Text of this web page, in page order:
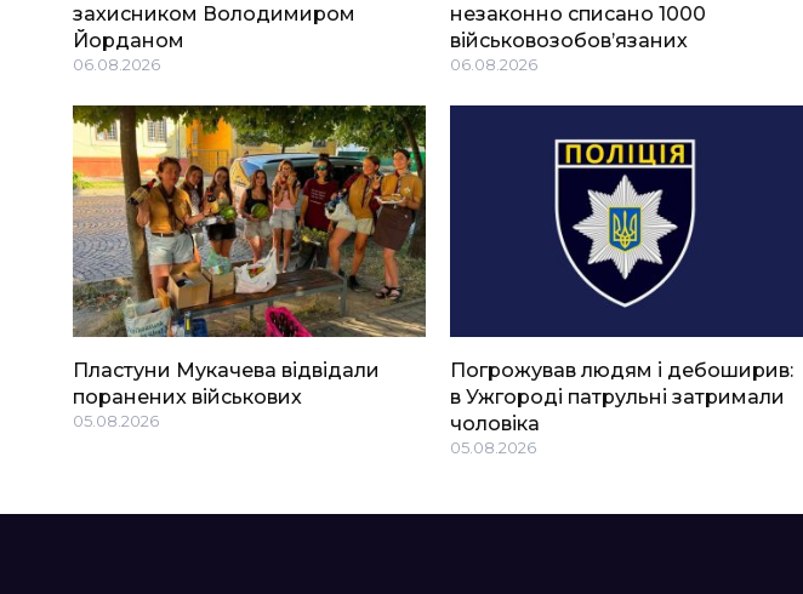
захисником Володимиром
Йорданом
06.08.2026
незаконно списано 1000
військовозобов’язаних
06.08.2026
Пластуни Мукачева відвідали
поранених військових
05.08.2026
Погрожував людям і дебоширив:
в Ужгороді патрульні затримали
чоловіка
05.08.2026